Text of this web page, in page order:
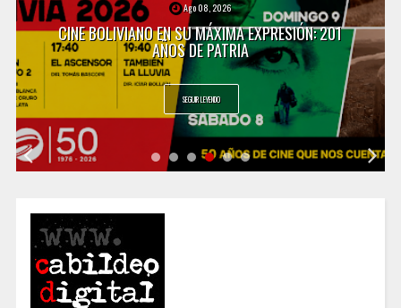
Ago 08, 2026
CINE BOLIVIANO EN SU MÁXIMA EXPRESIÓN: 201
AÑOS DE PATRIA
SEGUIR LEYENDO